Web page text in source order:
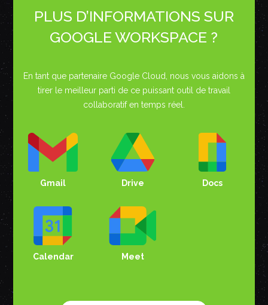
PLUS D’INFORMATIONS SUR
GOOGLE WORKSPACE ?
En tant que partenaire Google Cloud, nous vous aidons à
tirer le meilleur parti de ce puissant outil de travail
collaboratif en temps réel.
Gmail Drive Docs
Calendar Meet